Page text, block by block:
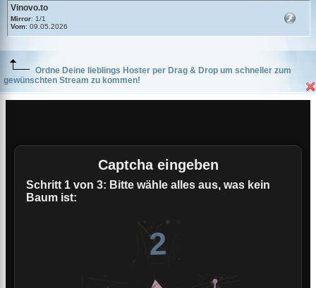
Vinovo.to
Mirror: 1/1
Vom: 09.05.2026
Ordne Deine lieblings Hoster per Drag & Drop um schneller zum
gewünschten Stream zu kommen!